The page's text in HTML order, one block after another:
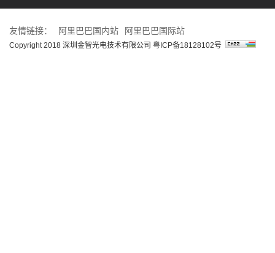
友情链接： 阿里巴巴国内站 阿里巴巴国际站
Copyright 2018 深圳金智光电技术有限公司 粤ICP备18128102号